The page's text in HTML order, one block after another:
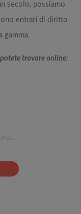
secolo, possiamo
entrati di diritto
gamma.
trovare online: